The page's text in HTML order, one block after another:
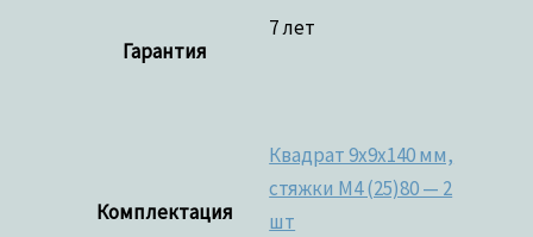
Гарантия
7 лет
Комплектация
Квадрат 9x9x140 мм,
стяжки M4 (25)80 — 2
шт